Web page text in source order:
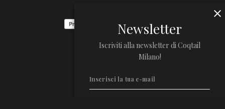
Newsletter
Iscriviti alla newsletter di Coqtail
Milano!